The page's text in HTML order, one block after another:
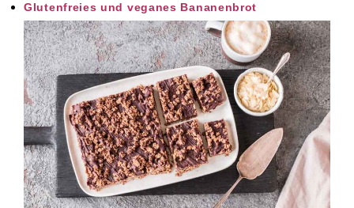
Glutenfreies und veganes Bananenbrot